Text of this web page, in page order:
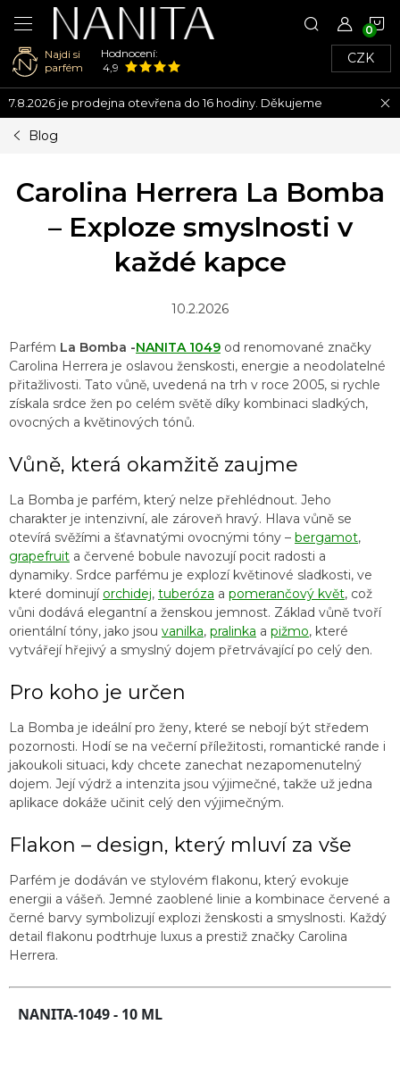
Přejít
na
obsah
Najdi si
parfém
Hodnocení:
4,9
CZK
7.8.2026 je prodejna otevřena do 16 hodiny. Děkujeme
Blog
Carolina Herrera La Bomba
– Exploze smyslnosti v
každé kapce
10.2.2026
Parfém La Bomba -NANITA 1049 od renomované značky
Carolina Herrera je oslavou ženskosti, energie a neodolatelné
přitažlivosti. Tato vůně, uvedená na trh v roce 2005, si rychle
získala srdce žen po celém světě díky kombinaci sladkých,
ovocných a květinových tónů.
Vůně, která okamžitě zaujme
La Bomba je parfém, který nelze přehlédnout. Jeho
charakter je intenzivní, ale zároveň hravý. Hlava vůně se
otevírá svěžími a šťavnatými ovocnými tóny – bergamot,
grapefruit a červené bobule navozují pocit radosti a
dynamiky. Srdce parfému je explozí květinové sladkosti, ve
které dominují orchidej, tuberóza a pomerančový květ, což
vůni dodává elegantní a ženskou jemnost. Základ vůně tvoří
orientální tóny, jako jsou vanilka, pralinka a pižmo, které
vytvářejí hřejivý a smyslný dojem přetrvávající po celý den.
Pro koho je určen
La Bomba je ideální pro ženy, které se nebojí být středem
pozornosti. Hodí se na večerní příležitosti, romantické rande i
jakoukoli situaci, kdy chcete zanechat nezapomenutelný
dojem. Její výdrž a intenzita jsou výjimečné, takže už jedna
aplikace dokáže učinit celý den výjimečným.
Flakon – design, který mluví za vše
Parfém je dodáván ve stylovém flakonu, který evokuje
energii a vášeň. Jemné zaoblené linie a kombinace červené a
černé barvy symbolizují explozi ženskosti a smyslnosti. Každý
detail flakonu podtrhuje luxus a prestiž značky Carolina
Herrera.